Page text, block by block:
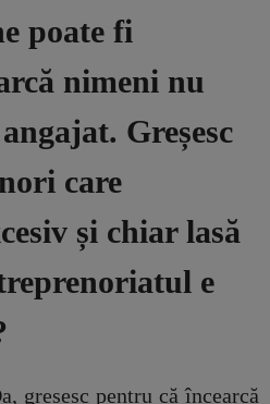
poate fi
nimeni nu
Greșesc
care
și chiar lasă
e
greșesc pentru că încearcă